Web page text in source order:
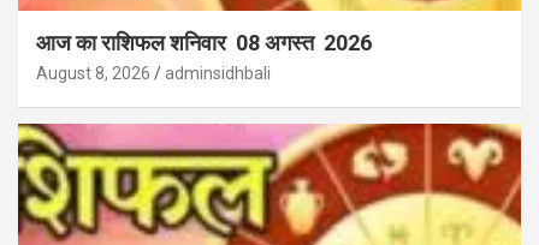
आज का राशिफल शनिवार 08 अगस्त 2026
August 8, 2026 adminsidhbali